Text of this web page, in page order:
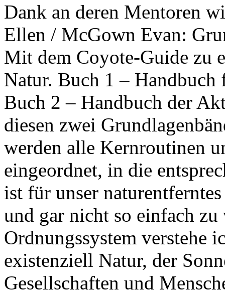
Dank an deren Mentoren
Ellen / McGown Evan:
Mit dem Coyote-Guide zu
Natur. Buch 1 –
Buch 2 – Handbuch der
diesen zwei
werden alle Kernroutinen
eingeordnet, in die
ist für unser
und gar nicht so einfach zu
Ordnungssystem verstehe
existenziell Natur, der
Gesellschaften und